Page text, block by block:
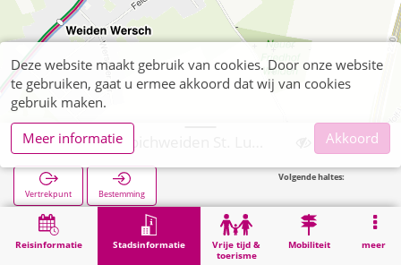
Reisinformatie Stadsinformatie
Vrije tijd &
toerisme
Mobiliteit meer
Vertrekpunt Bestemming
Volgende haltes:
Stadsinformatie Würselen, Broichweiden St. Lucia
Deze website maakt gebruik van cookies. Door onze website
te gebruiken, gaat u ermee akkoord dat wij van cookies
gebruik maken.
Meer informatie
Akkoord